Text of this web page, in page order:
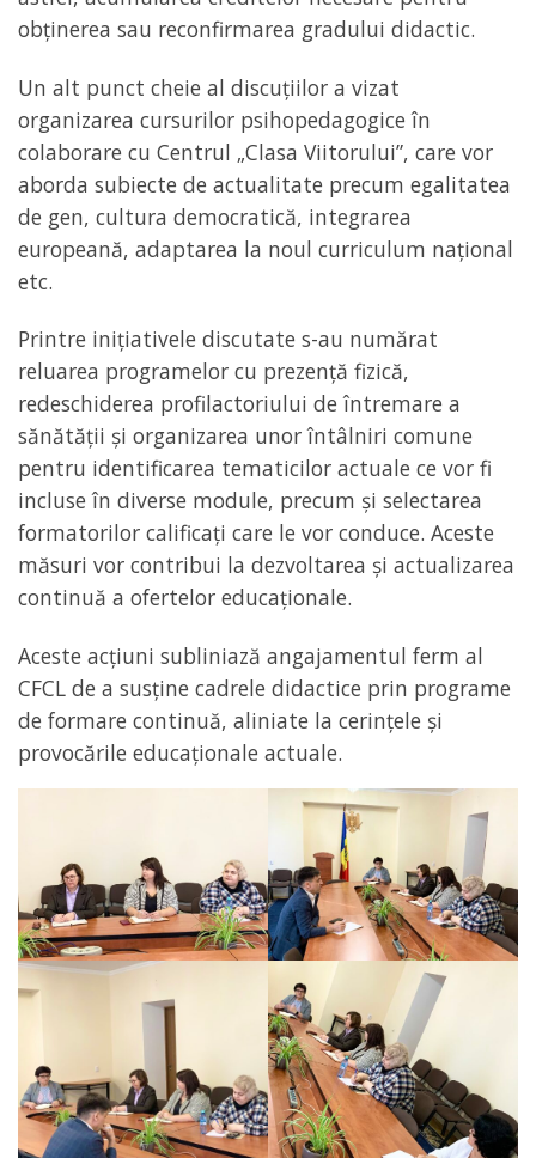
obținerea sau reconfirmarea gradului didactic.
Un alt punct cheie al discuțiilor a vizat
organizarea cursurilor psihopedagogice în
colaborare cu Centrul „Clasa Viitorului”, care vor
aborda subiecte de actualitate precum egalitatea
de gen, cultura democratică, integrarea
europeană, adaptarea la noul curriculum național
etc.
Printre inițiativele discutate s-au numărat
reluarea programelor cu prezență fizică,
redeschiderea profilactoriului de întremare a
sănătății și organizarea unor întâlniri comune
pentru identificarea tematicilor actuale ce vor fi
incluse în diverse module, precum și selectarea
formatorilor calificați care le vor conduce. Aceste
măsuri vor contribui la dezvoltarea și actualizarea
continuă a ofertelor educaționale.
Aceste acțiuni subliniază angajamentul ferm al
CFCL de a susține cadrele didactice prin programe
de formare continuă, aliniate la cerințele și
provocările educaționale actuale.